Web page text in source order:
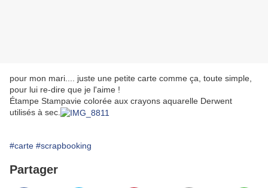
pour mon mari.... juste une petite carte comme ça, toute simple,
pour lui re-dire que je l'aime !
Étampe Stampavie colorée aux crayons aquarelle Derwent
utilisés à sec.
#carte #scrapbooking
Partager